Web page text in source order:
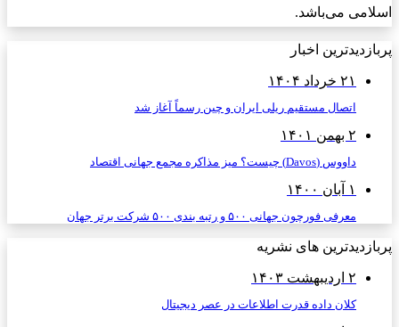
اسلامی می‌باشد.
پربازدیدترین اخبار
۲۱ خرداد ۱۴۰۴
اتصال مستقیم ریلی ایران و چین رسماً آغاز شد
۲ بهمن ۱۴۰۱
داووس (Davos) چیست؟ میز مذاکره مجمع جهانی اقتصاد
۱ آبان ۱۴۰۰
معرفی فورچون جهانی ۵۰۰ و رتبه بندی ۵۰۰ شرکت برتر جهان
پربازدیدترین های نشریه
۲ اردیبهشت ۱۴۰۳
کلان داده قدرت اطلاعات در عصر دیجیتال